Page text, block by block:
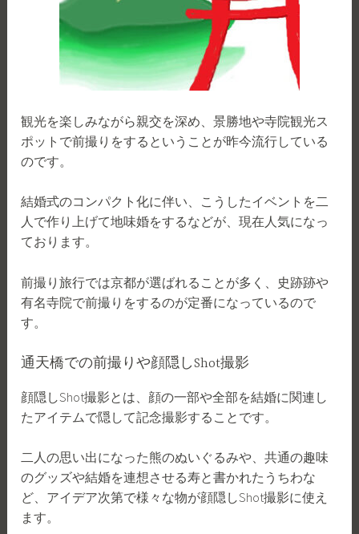
観光を楽しみながら親交を深め、景勝地や寺院観光ス
ポットで前撮りをするということが昨今流行している
のです。
結婚式のコンパクト化に伴い、こうしたイベントを二
人で作り上げて地味婚をするなどが、現在人気になっ
ております。
前撮り旅行では京都が選ばれることが多く、史跡跡や
有名寺院で前撮りをするのが定番になっているので
す。
通天橋での前撮りや顔隠しShot撮影
顔隠しShot撮影とは、顔の一部や全部を結婚に関連し
たアイテムで隠して記念撮影することです。
二人の思い出になった熊のぬいぐるみや、共通の趣味
のグッズや結婚を連想させる寿と書かれたうちわな
ど、アイデア次第で様々な物が顔隠しShot撮影に使え
ます。